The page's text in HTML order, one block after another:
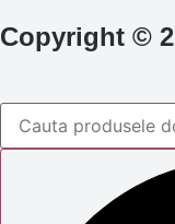
Copyright ©